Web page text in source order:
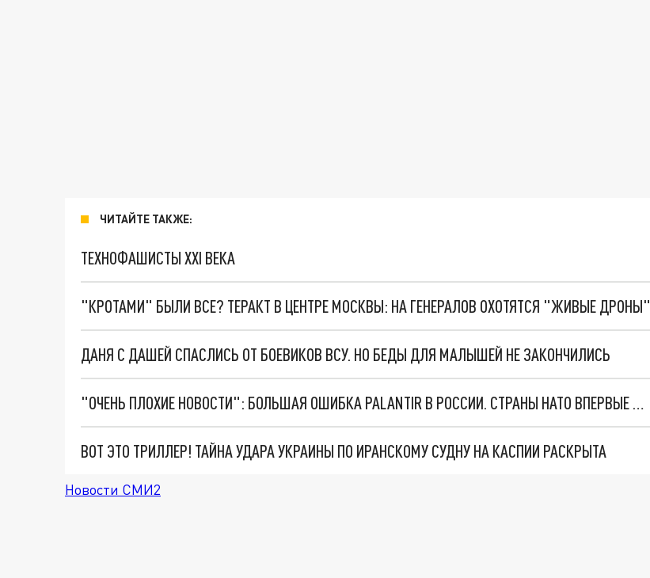
ЧИТАЙТЕ ТАКЖЕ:
ТЕХНОФАШИСТЫ XXI ВЕКА
"КРОТАМИ" БЫЛИ ВСЕ? ТЕРАКТ В ЦЕНТРЕ МОСКВЫ: НА ГЕНЕРАЛОВ ОХОТЯТСЯ "ЖИВЫЕ ДРОНЫ"
ДАНЯ С ДАШЕЙ СПАСЛИСЬ ОТ БОЕВИКОВ ВСУ. НО БЕДЫ ДЛЯ МАЛЫШЕЙ НЕ ЗАКОНЧИЛИСЬ
"ОЧЕНЬ ПЛОХИЕ НОВОСТИ": БОЛЬШАЯ ОШИБКА PALANTIR В РОССИИ. СТРАНЫ НАТО ВПЕРВЫЕ ЗА СВО ОСТАНОВИЛИ ПОСТАВКИ ОРУЖИЯ. ВСУ ТЕРЯЮТ ПРИГРАНИЧЬЕ?
ВОТ ЭТО ТРИЛЛЕР! ТАЙНА УДАРА УКРАИНЫ ПО ИРАНСКОМУ СУДНУ НА КАСПИИ РАСКРЫТА
Новости СМИ2